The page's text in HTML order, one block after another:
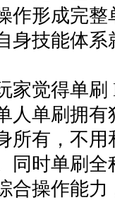
作形成完
身技能体系
觉得单刷
人单刷拥有
所有，不
同时单刷
合操作能